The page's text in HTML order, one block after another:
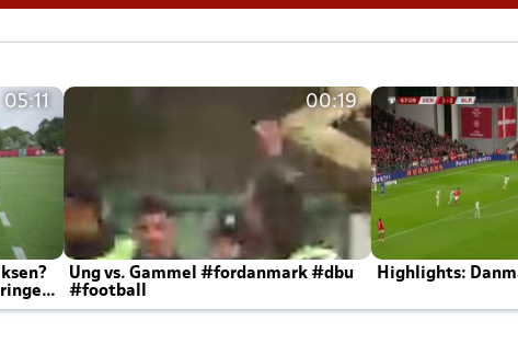
05:11
ringer
00:19
Ung vs. Gammel #fordanmark #dbu
#football
Highlights: